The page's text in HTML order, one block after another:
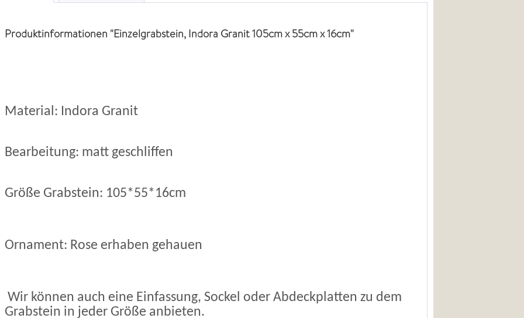
Produktinformationen "Einzelgrabstein, Indora Granit 105cm x 55cm x 16cm"
Material: Indora Granit
Bearbeitung: matt geschliffen
Größe Grabstein: 105*55*16cm
Ornament: Rose erhaben gehauen
Wir können auch eine Einfassung, Sockel oder Abdeckplatten zu dem
Grabstein in jeder Größe anbieten.